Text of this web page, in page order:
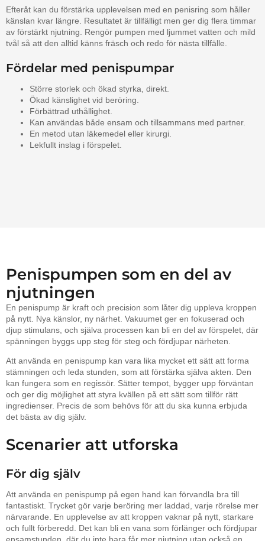
Efteråt kan du förstärka upplevelsen med en penisring som håller
känslan kvar längre. Resultatet är tillfälligt men ger dig flera timmar
av förstärkt njutning. Rengör pumpen med ljummet vatten och mild
tvål så att den alltid känns fräsch och redo för nästa tillfälle.
Fördelar med penispumpar
Större storlek och ökad styrka, direkt.
Ökad känslighet vid beröring.
Förbättrad uthållighet.
Kan användas både ensam och tillsammans med partner.
En metod utan läkemedel eller kirurgi.
Lekfullt inslag i förspelet.
Penispumpen som en del av
njutningen
En penispump är kraft och precision som låter dig uppleva kroppen
på nytt. Nya känslor, ny närhet. Vakuumet ger en fokuserad och
djup stimulans, och själva processen kan bli en del av förspelet, där
spänningen byggs upp steg för steg och fördjupar närheten.
Att använda en penispump kan vara lika mycket ett sätt att forma
stämningen och leda stunden, som att förstärka själva akten. Den
kan fungera som en regissör. Sätter tempot, bygger upp förväntan
och ger dig möjlighet att styra kvällen på ett sätt som tillför rätt
ingredienser. Precis de som behövs för att du ska kunna erbjuda
det bästa av dig själv.
Scenarier att utforska
För dig själv
Att använda en penispump på egen hand kan förvandla bra till
fantastiskt. Trycket gör varje beröring mer laddad, varje rörelse mer
närvarande. En upplevelse av att kroppen vaknar på nytt, starkare
och fullt förberedd. Det kan bli en vana som förlänger och fördjupar